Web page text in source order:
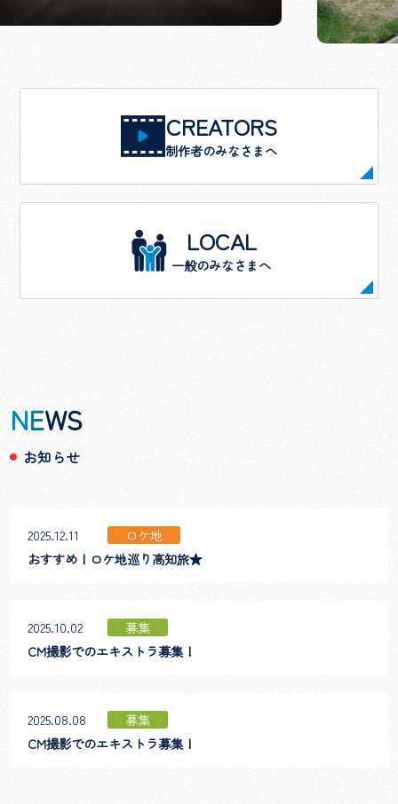
CREATORS
制作者のみなさまへ
LOCAL
一般のみなさまへ
NEWS
お知らせ
2025.12.11
ロケ地
おすすめ！ロケ地巡り高知旅★
2025.10.02
募集
CM撮影でのエキストラ募集！
2025.08.08
募集
CM撮影でのエキストラ募集！